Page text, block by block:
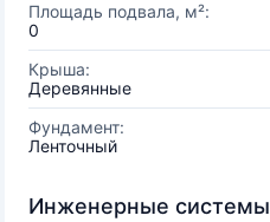
Площадь подвала, м²:
0
Крыша:
Деревянные
Фундамент:
Ленточный
Инженерные системы